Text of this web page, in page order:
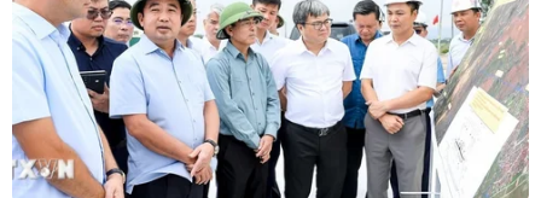
Việt Nam đã gây bất ngờ lớn khi xuất sắc đoạt 2
huy chương Vàng trong 2 ngày thi đấu 13-14/5 ở
nội dung thuyền hỗn hợp nam, nữ và thuyền 3
nữ.
Trưa 14/5, đội Đua thuyền truyền thống của Việt